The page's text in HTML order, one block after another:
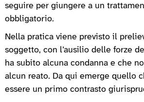
seguire per giungere a un
obbligatorio.
Nella pratica viene previsto il
soggetto, con l’ausilio delle forze
ha subito alcuna condanna e che
alcun reato. Da qui emerge quello
essere un primo contrasto